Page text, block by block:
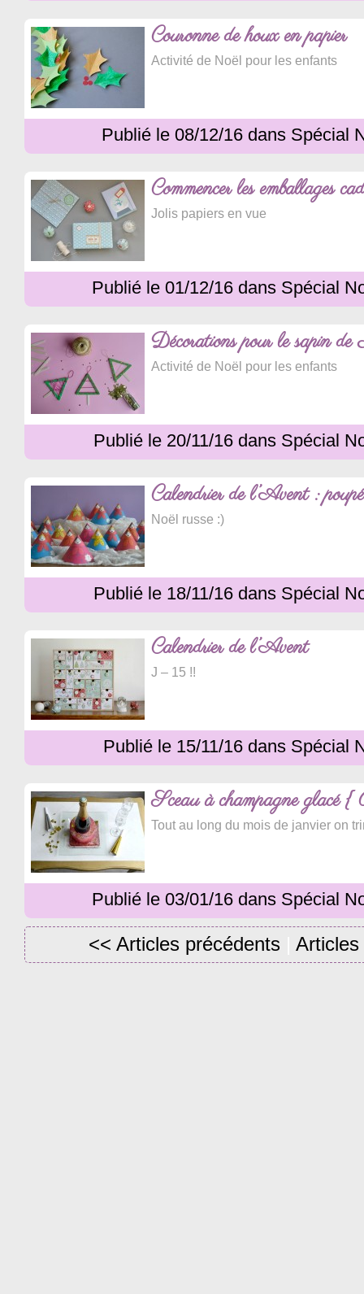
Couronne de houx en papier
Activité de Noël pour les enfants
Publié le 08/12/16 dans Spécial
Commencer les emballages
Jolis papiers en vue
Publié le 01/12/16 dans Spécial
Décorations pour le sapin
Activité de Noël pour les enfants
Publié le 20/11/16 dans Spécial
Calendrier de l’Avent :
Noël russe :)
Publié le 18/11/16 dans Spécial
Calendrier de l’Avent
J – 15 !!
Publié le 15/11/16 dans Spécial
Sceau à champagne glacé
Tout au long du mois de janvier on
Publié le 03/01/16 dans Spécial
<< Articles précédents